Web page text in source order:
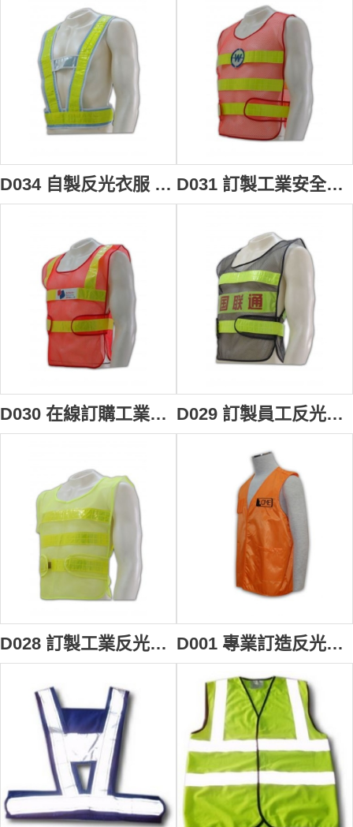
D034 自製反光衣服 訂做安全反光背心 地盤人員背心 獨家設計背心款式 背心專門店 D031 訂製工業安全背心 設計背心款式 訂購團體反光背心 訂做職業背心 工業背心製作香港 EN 17353:2020 (舊EN 17353)
D030 在線訂購工業反光背心 訂製工業安全反光背心 來版訂購背心制服 背心批發商 D029 訂製員工反光背心 自訂3M反光制服背心 設計安全背心 訂購背心供應商HK
D028 訂製工業反光背心 來樣訂購員工職業背心 分隊背心 工業反光背心專門店 D001 專業訂造反光背心 來樣訂製背心款式 訂購背心布料 訂做工業背心公司